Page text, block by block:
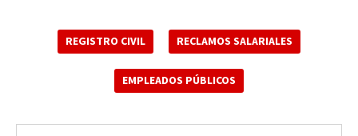
REGISTRO CIVIL RECLAMOS SALARIALES
EMPLEADOS PÚBLICOS